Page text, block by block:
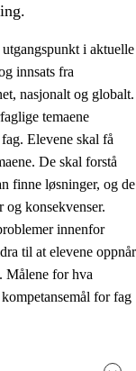
i aktuelle
innsats fra
nasjonalt og globalt.
temaene
Elevene skal få
De skal forstå
finne løsninger, og de
konsekvenser.
innenfor
til at elevene oppnår
Målene for hva
for fag